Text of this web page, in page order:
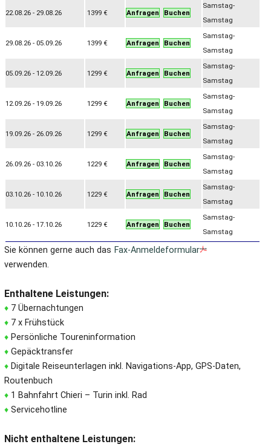
22.08.26 - 29.08.26 1399 € Anfragen Buchen
Samstag-
Samstag
29.08.26 - 05.09.26 1399 € Anfragen Buchen
Samstag-
Samstag
05.09.26 - 12.09.26 1299 € Anfragen Buchen
Samstag-
Samstag
12.09.26 - 19.09.26 1299 € Anfragen Buchen
Samstag-
Samstag
19.09.26 - 26.09.26 1299 € Anfragen Buchen
Samstag-
Samstag
26.09.26 - 03.10.26 1229 € Anfragen Buchen
Samstag-
Samstag
03.10.26 - 10.10.26 1229 € Anfragen Buchen
Samstag-
Samstag
10.10.26 - 17.10.26 1229 € Anfragen Buchen
Samstag-
Samstag
Sie können gerne auch das Fax-Anmeldeformular
verwenden.
Enthaltene Leistungen:
♦7 Übernachtungen
♦7 x Frühstück
♦Persönliche Toureninformation
♦Gepäcktransfer
♦Digitale Reiseunterlagen inkl. Navigations-App, GPS-Daten,
Routenbuch
♦1 Bahnfahrt Chieri – Turin inkl. Rad
♦Servicehotline
Nicht enthaltene Leistungen: